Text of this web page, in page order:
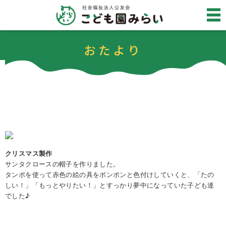
おたより
クリスマス製作
サンタクロースの帽子を作りました。
タンポを使って赤色の絵の具をポンポンと色付けしていくと、「たの
しい！」「もっとやりたい！」とすっかり夢中になっていた子ども達
でした♪